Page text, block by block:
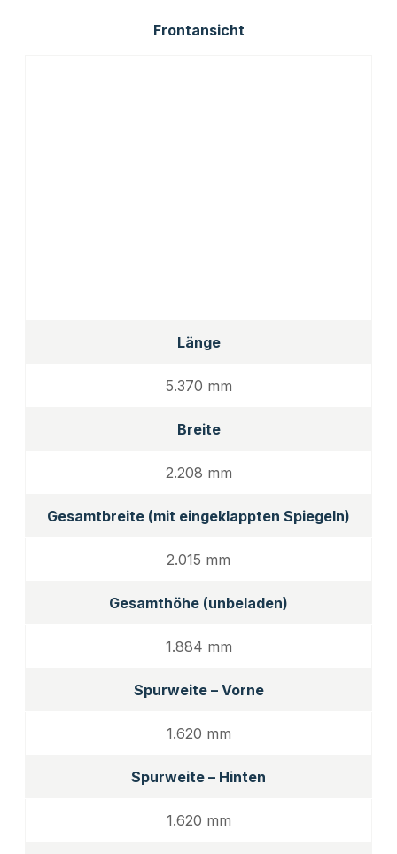
Frontansicht
Länge
5.370 mm
Breite
2.208 mm
Gesamtbreite (mit eingeklappten Spiegeln)
2.015 mm
Gesamthöhe (unbeladen)
1.884 mm
Spurweite – Vorne
1.620 mm
Spurweite – Hinten
1.620 mm